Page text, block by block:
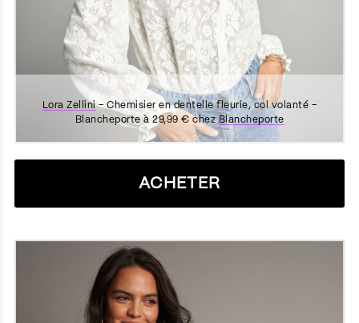
Lora Zellini– Chemisier en dentelle fleurie, col volanté –
Blancheporte à 29,99 € chezBlancheporte
ACHETER